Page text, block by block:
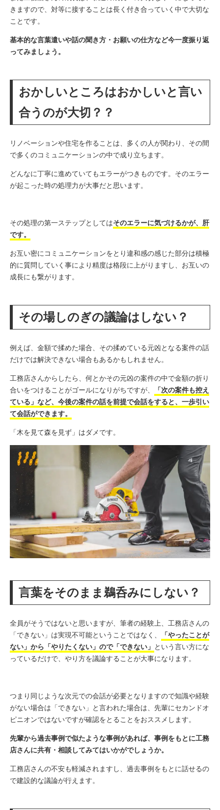
きますので、対等に接することは長く付き合っていく中で大切な
ことです。
基本的な言葉遣いや話の聞き方・お願いの仕方など今一度振り返
ってみましょう。
おかしいところはおかしいと言い
合うのが大切？？
リノベーションや住宅を作ることは、多くの人が関わり、その間
で多くのコミュニケーションの中で成り立ちます。
どんなに丁寧に進めていてもエラーがつきものです。そのエラー
が起こった時の処理力が大事だと思います。
その処理の第一ステップとしてはそのエラーに気づけるかが、肝
です。
お互い密にコミュニケーションをとり違和感の感じた部分は積極
的に質問していく事により精度は格段に上がりますし、お互いの
成長にも繋がります。
その場しのぎの議論はしない？
例えば、金額で揉めた場合、その揉めている元凶となる案件の話
だけでは解決できない場合もあるかもしれません。
工務店さんからしたら、何とかその元凶の案件の中で金額の折り
合いをつけることがゴールになりがちですが、
「次の案件も控え
ている」など、今後の案件の話を前提で会話をすると、一歩引い
て会話ができます。
「木を見て森を見ず」はダメです。
言葉をそのまま鵜呑みにしない？
全員がそうではないと思いますが、筆者の経験上、工務店さんの
「できない」は実現不可能ということではなく、
「やったことが
ない」から「やりたくない」ので「できない」 という言い方にな
っているだけで、やり方を議論することが大事になります。
つまり同じような次元での会話が必要となりますので知識や経験
がない場合は「できない」と言われた場合は、先輩にセカンドオ
ピニオンではないですが確認をとることをおススメします。
先輩から過去事例で似たような事例があれば、事例をもとに工務
店さんに共有・相談してみてはいかがでしょうか。
工務店さんの不安も軽減されますし、過去事例をもとに話せるの
で建設的な議論が行えます。